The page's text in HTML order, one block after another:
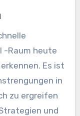
-Raum heute
Es ist
in
zu ergreifen
und